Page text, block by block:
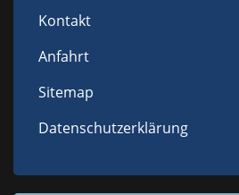
Kontakt
Anfahrt
Sitemap
Datenschutzerklärung